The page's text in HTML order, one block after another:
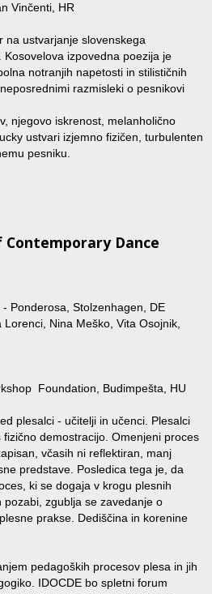
Vinčenti, HR
na ustvarjanje slovenskega
izpovedna poezija je
notranjih napetosti in stilističnih
razmisleki o pesnikovi
njegovo iskrenost, melanholično
ustvari izjemno fizičen, turbulenten
pesniku.
Dance
Ponderosa, Stolzenhagen, DE
Nina Meško, Vita Osojnik,
Foundation, Budimpešta, HU
plesalci - učitelji in učenci. Plesalci
demostracijo. Omenjeni proces
včasih ni reflektiran, manj
predstave. Posledica tega je, da
ki se dogaja v krogu plesnih
zgublja se zavedanje o
prakse. Dediščina in korenine
pedagoških procesov plesa in jih
IDOCDE bo spletni forum